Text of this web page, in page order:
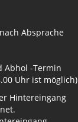
Absprache
Abhol -Termin
Uhr ist möglich)
Hintereingang